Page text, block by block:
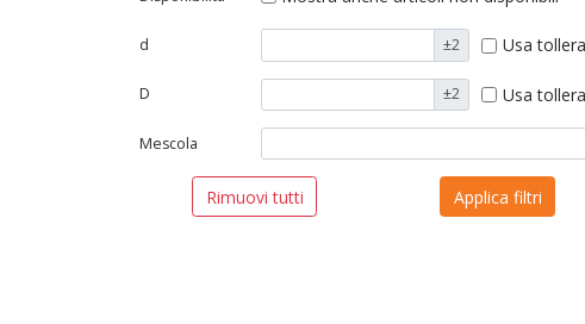
d ±2 Usa
D ±2 Usa
Mescola